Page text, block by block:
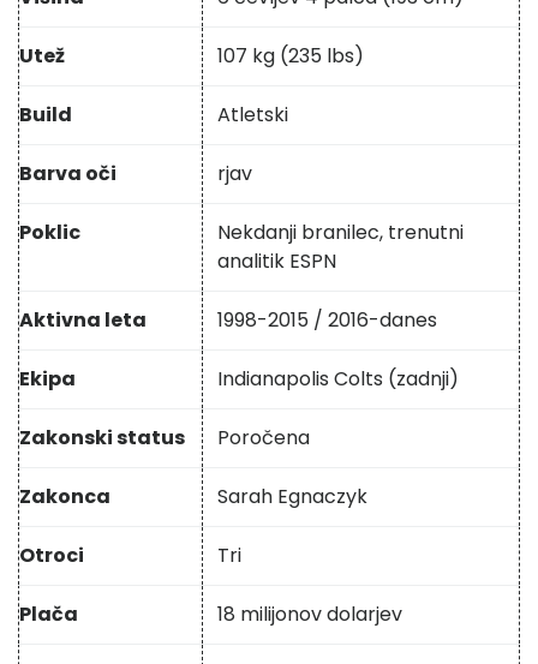
Utež 107 kg (235 lbs)
Build Atletski
Barva oči rjav
Poklic
Nekdanji branilec, trenutni
analitik ESPN
Aktivna leta 1998-2015 / 2016-danes
Ekipa Indianapolis Colts (zadnji)
Zakonski status Poročena
Zakonca Sarah Egnaczyk
Otroci Tri
Plača 18 milijonov dolarjev